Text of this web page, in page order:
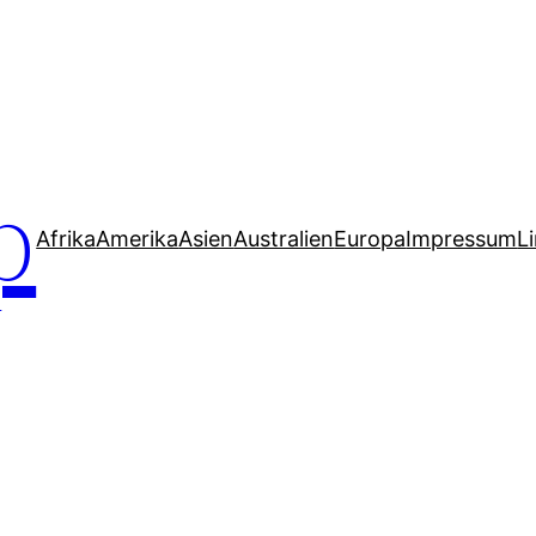
AfrikaAmerikaAsienAustralienEuropaImpressum